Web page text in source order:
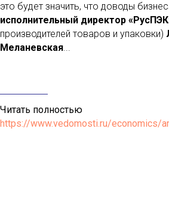
это будет значить, что доводы
исполнительный директор
производителей товаров и упаковки)
Меланевская...
Читать полностью
https://www.vedomosti.ru/